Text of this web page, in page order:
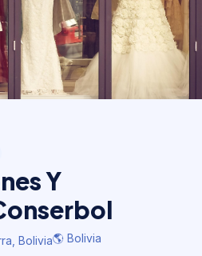
Servicios
🌎 Bolivia
Y
Bolivia🌎 Bolivia